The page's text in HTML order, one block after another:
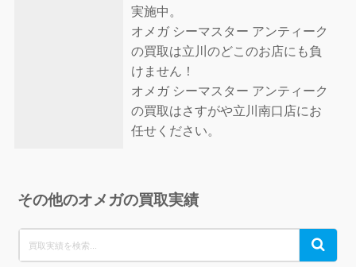
実施中。
オメガ シーマスター アンティーク
の買取は立川のどこのお店にも負
けません！
オメガ シーマスター アンティーク
の買取はさすがや立川南口店にお
任せください。
その他のオメガの買取実績
for:
Search